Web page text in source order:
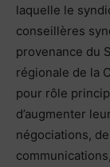
laquelle le
conseillères
provenance du
régionale de la
pour rôle
d’augmenter
négociations,